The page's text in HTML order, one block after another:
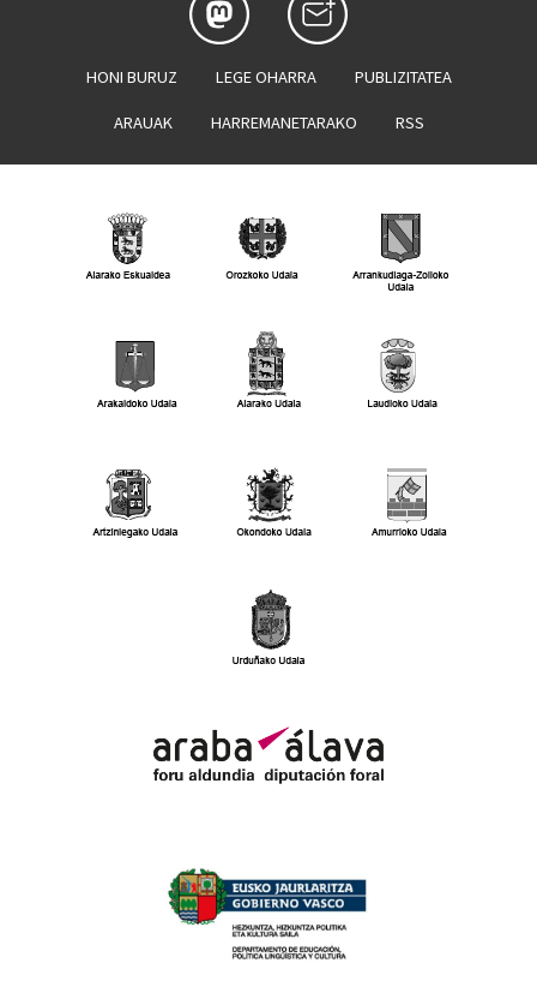
HONI BURUZ LEGE OHARRA PUBLIZITATEA
ARAUAK HARREMANETARAKO RSS